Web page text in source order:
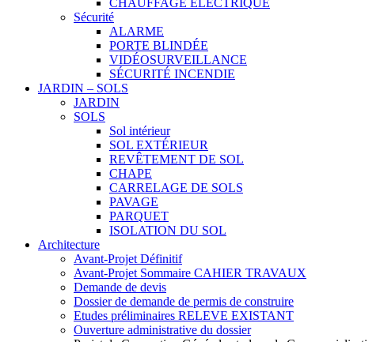
CHAUFFAGE ÉLECTRIQUE
Sécurité
ALARME
PORTE BLINDÉE
VIDÉOSURVEILLANCE
SÉCURITÉ INCENDIE
JARDIN – SOLS
JARDIN
SOLS
Sol intérieur
SOL EXTÉRIEUR
REVÊTEMENT DE SOL
CHAPE
CARRELAGE DE SOLS
PAVAGE
PARQUET
ISOLATION DU SOL
Architecture
Avant-Projet Définitif
Avant-Projet Sommaire CAHIER TRAVAUX
Demande de devis
Dossier de demande de permis de construire
Etudes préliminaires RELEVE EXISTANT
Ouverture administrative du dossier